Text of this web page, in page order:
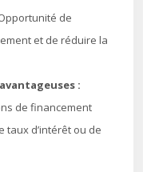
de
et de réduire la
:
de financement
taux d’intérêt ou de